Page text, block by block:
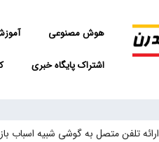
هوش مصنوعی
اشتراک پایگاه خبری
ارائه تلفن متصل به گوشی شبیه اسباب